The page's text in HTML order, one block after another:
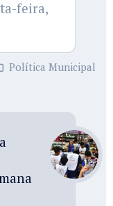
feira,
Política Municipal